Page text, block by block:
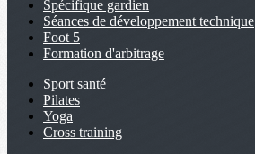
Spécifique gardien
Séances de développement technique
Foot 5
Formation d'arbitrage
Sport santé
Pilates
Yoga
Cross training